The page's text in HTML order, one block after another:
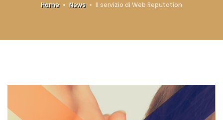
Home News Il servizio di Web Reputation